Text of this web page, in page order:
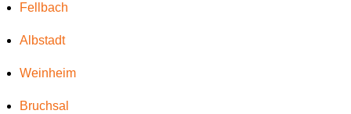
Fellbach
Albstadt
Weinheim
Bruchsal